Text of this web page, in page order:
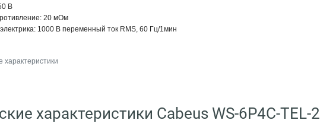
характеристики
В
20 мOм
1000 В переменный ток RMS, 60 Гц/1мин
характеристики Cabeus WS-6P4C-TEL-2